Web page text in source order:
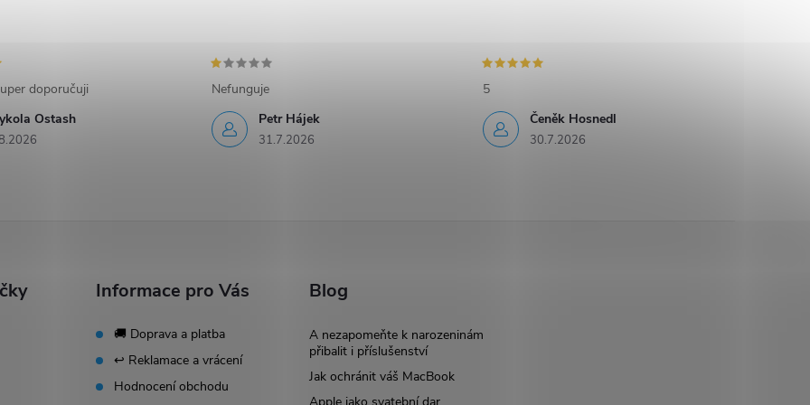
Ostash
doporučuji
Petr Hájek
31.7.2026
Nefunguje
Čeněk Hosnedl
30.7.2026
5
Informace pro Vás
🚚 Doprava a platba
↩️ Reklamace a vrácení
Hodnocení obchodu
Blog
A nezapomeňte k narozeninám
přibalit i příslušenství
Jak ochránit váš MacBook